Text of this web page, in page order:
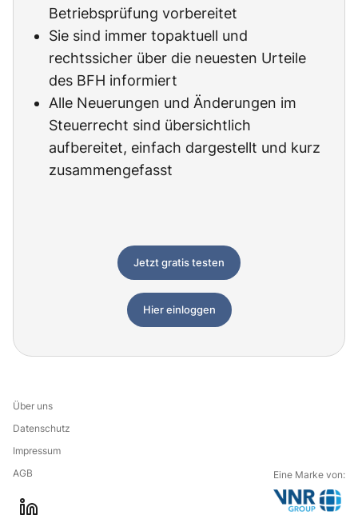
Betriebsprüfung vorbereitet
Sie sind immer topaktuell und
rechtssicher über die neuesten Urteile
des BFH informiert
Alle Neuerungen und Änderungen im
Steuerrecht sind übersichtlich
aufbereitet, einfach dargestellt und kurz
zusammengefasst
Jetzt gratis testen
Hier einloggen
Über uns
Datenschutz
Impressum
AGB
Eine Marke von: